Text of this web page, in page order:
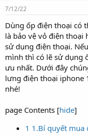
s
t
a
r
t
e
r
7/12/22
Dùng ốp điện thoại có
là bảo vệ vỏ điện
sử dụng điện thoại.
mình thì có lẽ sử dụng
ưu nhất. Dưới đây
lưng điện thoại iphone
nhé!
page Contents [hide]
1 1.Bí quyết